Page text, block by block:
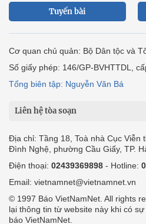
Tuyến bài
Cơ quan chủ quản: Bộ Dân tộc và
Số giấy phép: 146/GP-BVHTTDL,
Tổng biên tập: Nguyễn Văn Bá
Liên hệ tòa soạn
Địa chỉ: Tầng 18, Toà nhà Cục Viễn
Đình Nghệ, phường Cầu Giấy, TP.
Điện thoại: 02439369898 - Hotline:
Email: vietnamnet@vietnamnet.vn
© 1997 Báo VietNamNet. All rights
lại thông tin từ website này khi có
báo VietNamNet.